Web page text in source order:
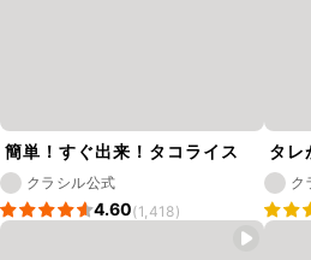
簡単！すぐ出来！タコライス
クラシル公式
4.60(1,418)
タレ
ク